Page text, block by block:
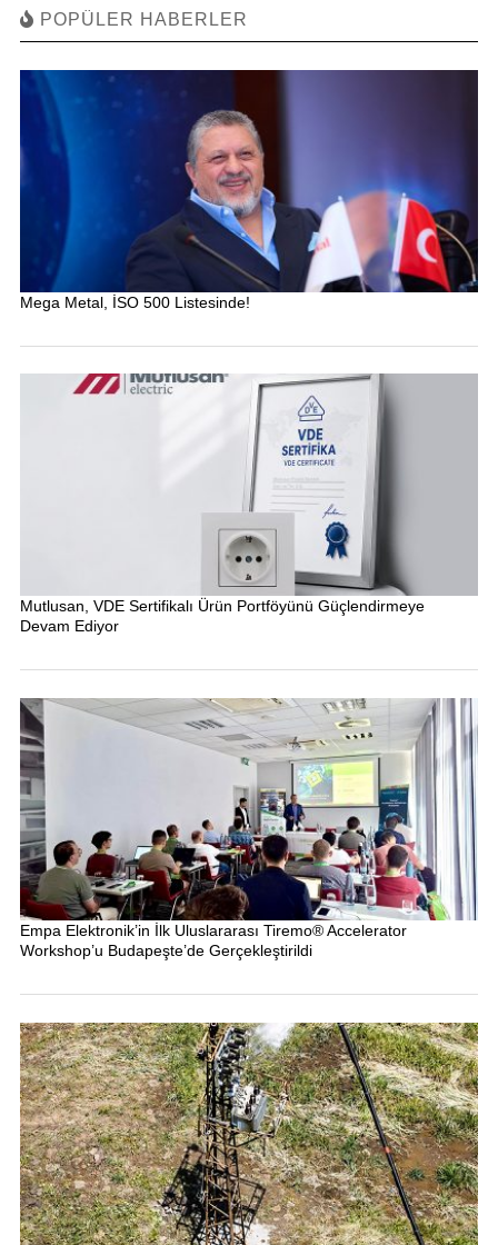
POPÜLER HABERLER
Mega Metal, İSO 500 Listesinde!
Mutlusan, VDE Sertifikalı Ürün Portföyünü Güçlendirmeye
Devam Ediyor
Empa Elektronik’in İlk Uluslararası Tiremo® Accelerator
Workshop’u Budapeşte’de Gerçekleştirildi